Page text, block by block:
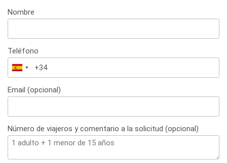
Nombre
Teléfono
España
+34
Email (opcional)
Número de viajeros y comentario a la solicitud (opcional)